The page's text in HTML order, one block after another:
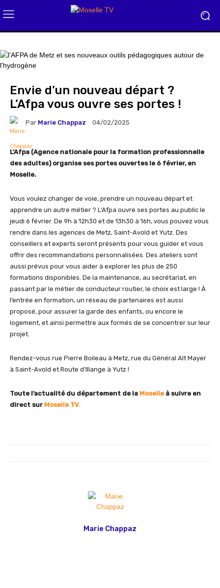
Envie d’un nouveau départ ?
L’Afpa vous ouvre ses portes !
Par Marie Chappaz 04/02/2025
L’Afpa (Agence nationale pour la formation professionnelle
des adultes) organise ses portes ouvertes le 6 février, en
Moselle.
Vous voulez changer de voie, prendre un nouveau départ et
apprendre un autre métier ? L’Afpa ouvre ses portes au public le
jeudi 6 février. De 9h à 12h30 et de 13h30 à 16h, vous pouvez vous
rendre dans les agences de Metz, Saint-Avold et Yutz. Des
conseillers et experts seront présents pour vous guider et vous
offrir des recommandations personnalisées. Des ateliers sont
aussi prévus pour vous aider à explorer les plus de 250
formations disponibles. De la maintenance, au secrétariat, en
passant par le métier de conducteur routier, le choix est large ! À
l’entrée en formation, un réseau de partenaires est aussi
proposé, pour assurer la garde des enfants, ou encore le
logement, et ainsi permettre aux formés de se concentrer sur leur
projet.
Rendez-vous rue Pierre Boileau à Metz, rue du Général Alt Mayer
à Saint-Avold et Route d’Illange à Yutz !
Toute l’actualité du département de la Moselle à suivre en
direct sur Moselle TV.
Marie Chappaz